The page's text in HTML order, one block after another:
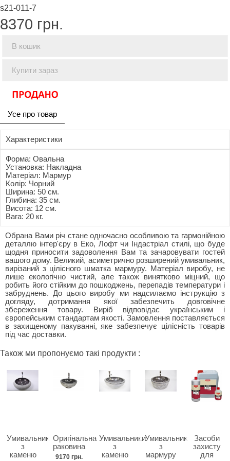
s21-011-7
8370 грн.
В кошик
Купити зараз
Усе про товар
Характеристики
Форма: Овальна
Установка: Накладна
Матеріал: Мармур
Колір: Чорний
Ширина: 50 см.
Глибина: 35 см.
Висота: 12 см.
Вага: 20 кг.
Обрана Вами річ стане одночасно особливою та гармонійною
деталлю інтер'єру в Еко, Лофт чи Індастріал стилі, що буде
щодня приносити задоволення Вам та зачаровувати гостей
вашого дому. Великий, асиметрично розширений умивальник,
вирізаний з цілісного шматка мармуру. Матеріал виробу, не
лише екологічно чистий, але також винятково міцний, що
робить його стійким до пошкоджень, перепадів температури і
забруднень. До цього виробу ми надсилаємо інструкцію з
догляду, дотримання якої забезпечить довговічне
збереження товару. Виріб відповідає українським і
європейським стандартам якості. Замовлення поставляється
в захищеному пакуванні, яке забезпечує цілісність товарів
під час доставки.
Також ми пропонуємо такі продукти :
Умивальник
з
каменю
Оригінальна
раковина
9170 грн.
Умивальники
з
каменю
Умивальник
з
мармуру
Засоби
захисту
для